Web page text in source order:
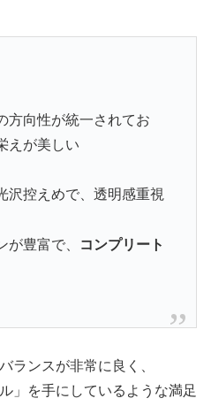
方向性が統一されてお
えが美しい
沢控えめで、透明感重視
が豊富で、
コンプリート
ランスが非常に良く、
」を手にしているような満足